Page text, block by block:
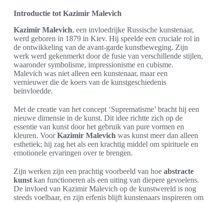
Introductie tot Kazimir Malevich
Kazimir Malevich, een invloedrijke Russische kunstenaar,
werd geboren in 1879 in Kiev. Hij speelde een cruciale rol in
de ontwikkeling van de avant-garde kunstbeweging. Zijn
werk werd gekenmerkt door de fusie van verschillende stijlen,
waaronder symbolisme, impressionisme en cubisme.
Malevich was niet alleen een kunstenaar, maar een
vernieuwer die de koers van de kunstgeschiedenis
beïnvloedde.
Met de creatie van het concept ‘Suprematisme’ bracht hij een
nieuwe dimensie in de kunst. Dit idee richtte zich op de
essentie van kunst door het gebruik van pure vormen en
kleuren. VoorKazimir Malevich was kunst meer dan alleen
esthetiek; hij zag het als een krachtig middel om spirituele en
emotionele ervaringen over te brengen.
Zijn werken zijn een prachtig voorbeeld van hoe abstracte
kunst kan functioneren als een uiting van diepere gevoelens.
De invloed van Kazimir Malevich op de kunstwereld is nog
steeds voelbaar, en zijn erfenis blijft kunstenaars inspireren om